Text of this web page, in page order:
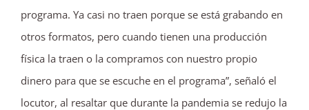
programa. Ya casi no traen porque se está grabando en
otros formatos, pero cuando tienen una producción
física la traen o la compramos con nuestro propio
dinero para que se escuche en el programa”, señaló el
locutor, al resaltar que durante la pandemia se redujo la